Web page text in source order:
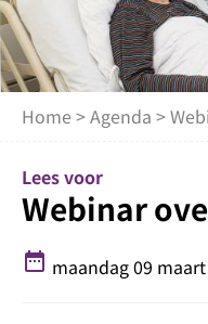
Home >Agenda >
Lees voor
Webinar
date_range maandag 09